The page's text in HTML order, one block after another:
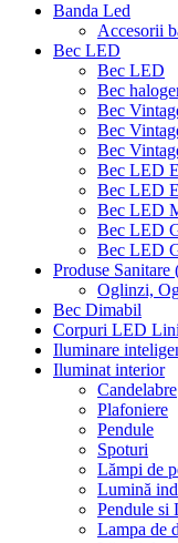
Banda Led
Accesorii
Bec LED
Bec LED
Bec
Bec
Bec
Bec
Bec LED
Bec LED
Bec LED
Bec LED
Bec LED
Produse
Oglinzi,
Bec Dimabil
Corpuri LED
Iluminare
Iluminat interior
Candelabre
Plafoniere
Pendule
Spoturi
Lămpi de
Lumină
Pendule si
Lampa de